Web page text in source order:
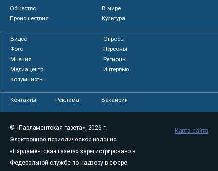
Общество
В мире
Происшествия
Культура
Видео
Опросы
Фото
Персоны
Мнения
Регионы
Медиацентр
Интервью
Колумнисты
Контакты Реклама Вакансии
© «Парламентская газета», 2026 г.
Электронное периодическое издание
«Парламентская газета» зарегистрировано в
Федеральной службе по надзору в сфере
Карта сайта